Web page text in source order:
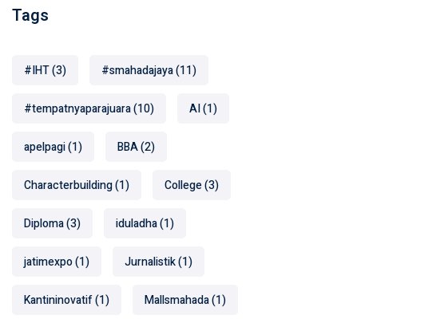
Tags
#IHT(3) #smahadajaya(11)
#tempatnyaparajuara(10) AI(1)
apelpagi(1) BBA(2)
Characterbuilding(1) College(3)
Diploma(3) iduladha(1)
jatimexpo(1) Jurnalistik(1)
Kantininovatif(1) Mallsmahada(1)